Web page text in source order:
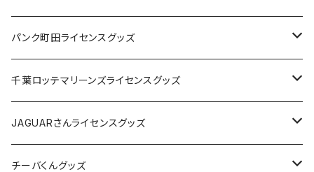
ステッカー
缶バッジ
ホテルキーホルダー
缶バッジ
アクリルキーホルダー
ホテルキーホルダー
クリアファイル
Tシャツ
キャップ
バッグ
ステッカー
パンク町田ライセンスグッズ
Tシャツ
キャップ
バッグ
千葉ロッテマリーンズライセンスグッズ
ステッカー
ステッカー
缶バッジ
JAGUARさんライセンスグッズ
Tシャツ
チーバくんグッズ